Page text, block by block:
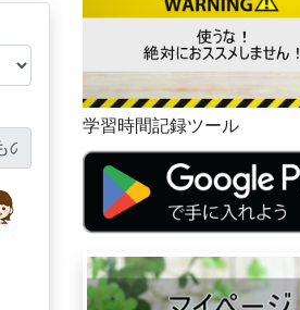
学習時間記録ツール